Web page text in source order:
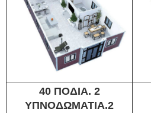
40 ΠΟΔΙΑ. 2
ΥΠΝΟΔΩΜΑΤΙΑ.2